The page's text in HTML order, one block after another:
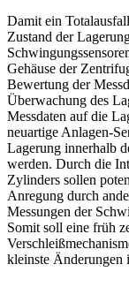
Damit ein
Zustand der
Gehäuse der
Bewertung der
Überwachung des
Messdaten auf die
neuartige Anlagen-
Lagerung innerhalb
werden. Durch die
Zylinders sollen
Anregung durch
Messungen der
Somit soll eine früh
kleinste Änderungen